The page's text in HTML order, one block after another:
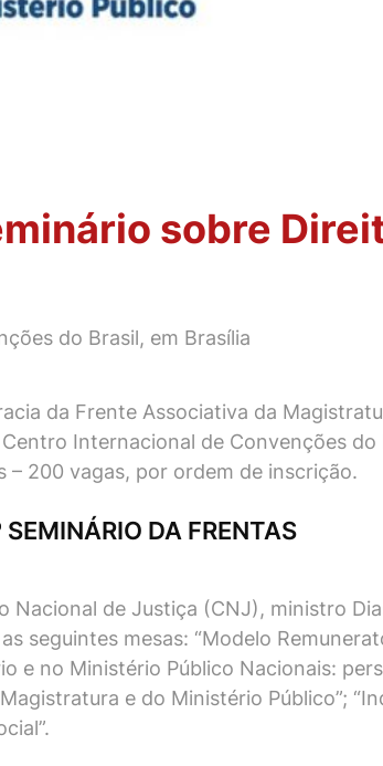
sobre
do Brasil, em Brasília
da Frente Associativa da
Internacional de Convenções do
– 200 vagas, por ordem de inscrição.
SEMINÁRIO DA FRENTAS
Nacional de Justiça (CNJ), ministro
seguintes mesas: “Modelo
e no Ministério Público Nacionais:
e do Ministério Público”;